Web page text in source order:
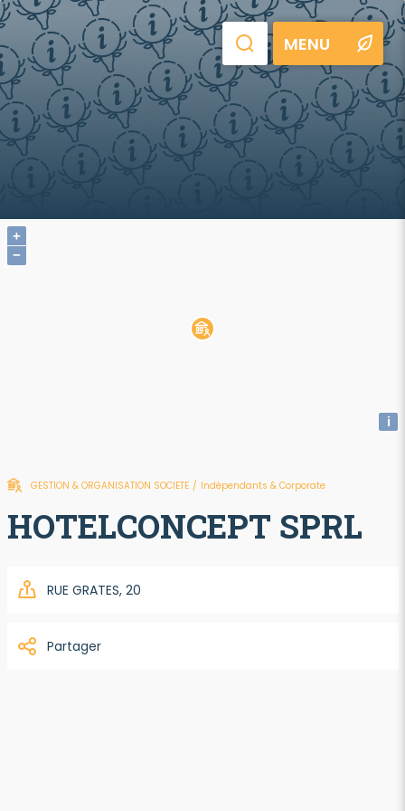
MENU
+
−
i
GESTION & ORGANISATION SOCIETE / Indépendants & Corporate
HOTELCONCEPT SPRL
RUE GRATES, 20
Partager